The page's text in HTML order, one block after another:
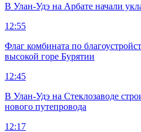
В Улан-Удэ на Арбате начали
12:55
Флаг комбината по
высокой горе Бурятии
12:45
В Улан-Удэ на Стеклозаводе
нового путепровода
12:17